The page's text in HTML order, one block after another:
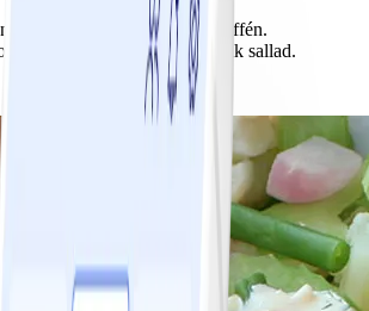
kombinationer att ha på buffén.
schalottenlök ger en smakrik sallad.